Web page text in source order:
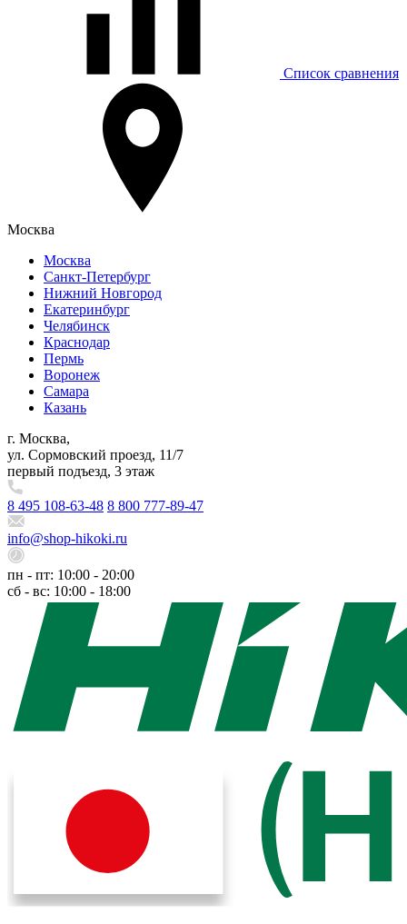
Список сравнения
Москва
Москва
Санкт-Петербург
Нижний Новгород
Екатеринбург
Челябинск
Краснодар
Пермь
Воронеж
Самара
Казань
г. Москва,
ул. Сормовский проезд, 11/7
первый подъезд, 3 этаж
8 495 108-63-48 8 800 777-89-47
info@shop-hikoki.ru
пн - пт: 10:00 - 20:00
сб - вс: 10:00 - 18:00